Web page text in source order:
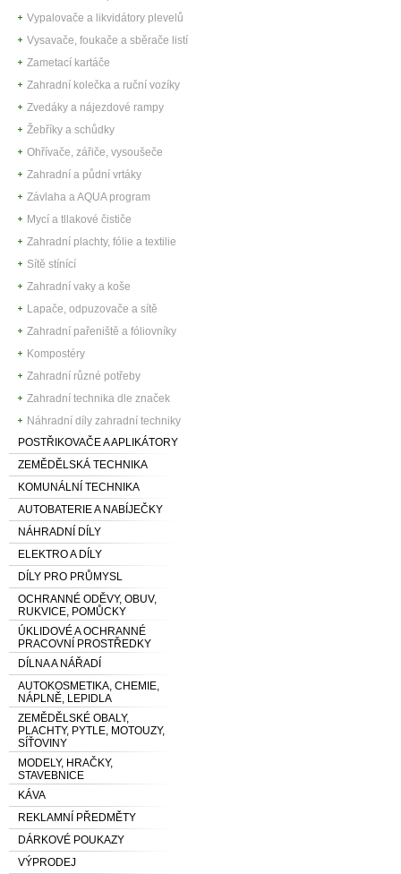
Vypalovače a likvidátory plevelů
Vysavače, foukače a sběrače listí
Zametací kartáče
Zahradní kolečka a ruční vozíky
Zvedáky a nájezdové rampy
Žebříky a schůdky
Ohřívače, zářiče, vysoušeče
Zahradní a půdní vrtáky
Závlaha a AQUA program
Mycí a tllakové čističe
Zahradní plachty, fólie a textilie
Sítě stínící
Zahradní vaky a koše
Lapače, odpuzovače a sítě
Zahradní pařeniště a fóliovníky
Kompostéry
Zahradní různé potřeby
Zahradní technika dle značek
Náhradní díly zahradní techniky
POSTŘIKOVAČE A APLIKÁTORY
ZEMĚDĚLSKÁ TECHNIKA
KOMUNÁLNÍ TECHNIKA
AUTOBATERIE A NABÍJEČKY
NÁHRADNÍ DÍLY
ELEKTRO A DÍLY
DÍLY PRO PRŮMYSL
OCHRANNÉ ODĚVY, OBUV,
RUKVICE, POMŮCKY
ÚKLIDOVÉ A OCHRANNÉ
PRACOVNÍ PROSTŘEDKY
DÍLNA A NÁŘADÍ
AUTOKOSMETIKA, CHEMIE,
NÁPLNĚ, LEPIDLA
ZEMĚDĚLSKÉ OBALY,
PLACHTY, PYTLE, MOTOUZY,
SÍŤOVINY
MODELY, HRAČKY,
STAVEBNICE
KÁVA
REKLAMNÍ PŘEDMĚTY
DÁRKOVÉ POUKAZY
VÝPRODEJ